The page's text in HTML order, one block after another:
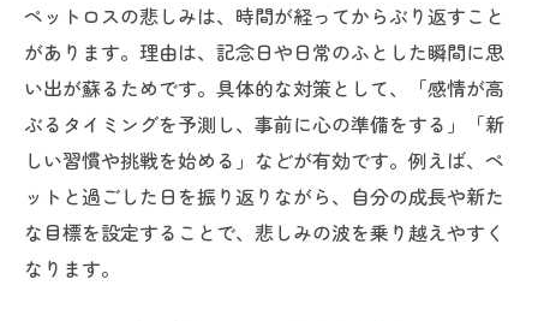
小さな変化が自己成長につながる日常の工
夫
ペットロスの克服と新たな成長の道
ペットロス克服後に見える新しい自分の発
見
ペットロス体験が人生観に与える変化とは
ペットロスの悲しみは、時間が経ってからぶり返すこと
があります。理由は、記念日や日常のふとした瞬間に思
い出が蘇るためです。具体的な対策として、「感情が高
ぶるタイミングを予測し、事前に心の準備をする」「新
しい習慣や挑戦を始める」などが有効です。例えば、ペ
ットと過ごした日を振り返りながら、自分の成長や新た
な目標を設定することで、悲しみの波を乗り越えやすく
なります。